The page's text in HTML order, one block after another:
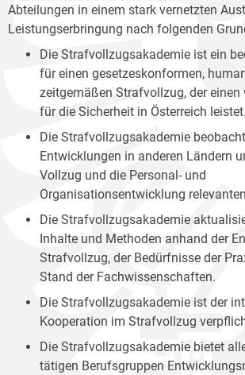
Abteilungen in einem stark vernetzten
Leistungserbringung nach folgenden
Die Strafvollzugsakademie ist ein
für einen gesetzeskonformen,
zeitgemäßen Strafvollzug, der einen
für die Sicherheit in Österreich leistet.
Die Strafvollzugsakademie
Entwicklungen in anderen Ländern
Vollzug und die Personal- und
Organisationsentwicklung
Die Strafvollzugsakademie
Inhalte und Methoden anhand der
Strafvollzug, der Bedürfnisse der
Stand der Fachwissenschaften.
Die Strafvollzugsakademie ist der
Kooperation im Strafvollzug
Die Strafvollzugsakademie bietet
tätigen Berufsgruppen